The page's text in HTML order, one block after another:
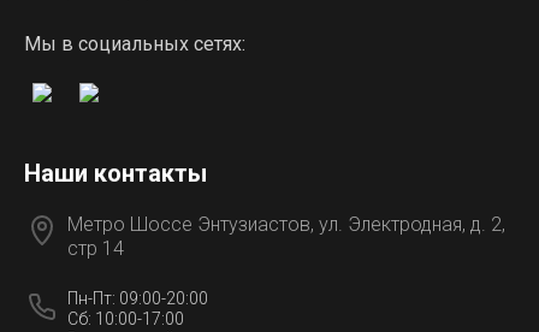
Мы в социальных сетях:
Наши контакты
Метро Шоссе Энтузиастов, ул. Электродная, д. 2,
стр 14
Пн-Пт: 09:00-20:00
Сб: 10:00-17:00